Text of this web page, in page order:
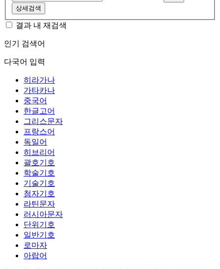
상세검색
결과 내 재검색
인기 검색어
다국어 입력
히라가나
가타카나
중국어
한글고어
그리스문자
프랑스어
독일어
히브리어
괄호기호
학술기호
기술기호
첨자기호
라틴문자
러시아문자
단위기호
일반기호
로마자
아랍어